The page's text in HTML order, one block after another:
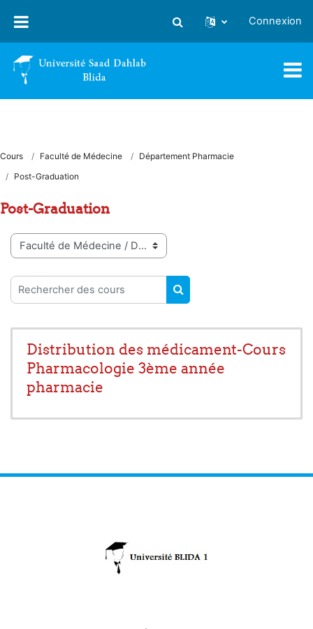
Activer/désactiver la saisie
Connexion
Cours Faculté de Médecine
Département Pharmacie
Post-Graduation
Post-Graduation
Catégories de cours
Rechercher des cours
RECHERCHER DES
Distribution des médicament-Cours
Pharmacologie 3ème année
pharmacie